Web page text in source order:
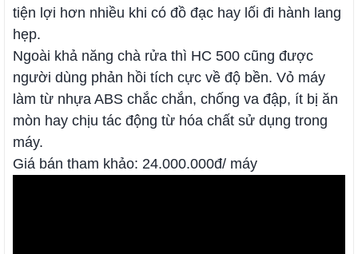
tiện lợi hơn nhiều khi có đồ đạc hay lối đi hành lang
hẹp.
Ngoài khả năng chà rửa thì HC 500 cũng được
người dùng phản hồi tích cực về độ bền. Vỏ máy
làm từ nhựa ABS chắc chắn, chống va đập, ít bị ăn
mòn hay chịu tác động từ hóa chất sử dụng trong
máy.
Giá bán tham khảo: 24.000.000đ/ máy